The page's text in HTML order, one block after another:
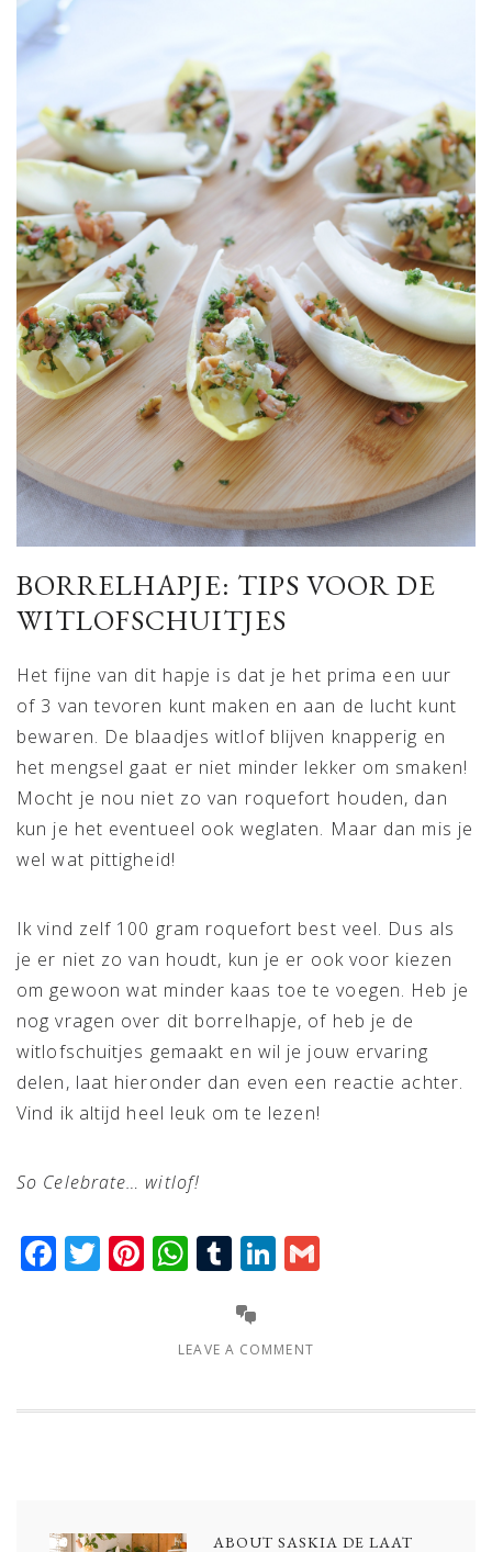
BORRELHAPJE: TIPS VOOR DE
WITLOFSCHUITJES
Het fijne van dit hapje is dat je het prima een uur
of 3 van tevoren kunt maken en aan de lucht kunt
bewaren. De blaadjes witlof blijven knapperig en
het mengsel gaat er niet minder lekker om smaken!
Mocht je nou niet zo van roquefort houden, dan
kun je het eventueel ook weglaten. Maar dan mis je
wel wat pittigheid!
Ik vind zelf 100 gram roquefort best veel. Dus als
je er niet zo van houdt, kun je er ook voor kiezen
om gewoon wat minder kaas toe te voegen. Heb je
nog vragen over dit borrelhapje, of heb je de
witlofschuitjes gemaakt en wil je jouw ervaring
delen, laat hieronder dan even een reactie achter.
Vind ik altijd heel leuk om te lezen!
So Celebrate… witlof!
Facebook
Twitter
Pinterest
WhatsApp
TumblrLinkedIn
LEAVE A COMMENT
ABOUT SASKIA DE LAAT